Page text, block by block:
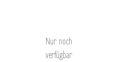
Nur noch
verfügbar